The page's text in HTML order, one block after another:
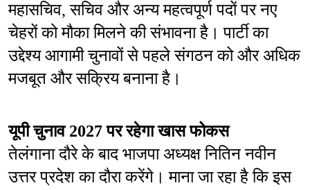
महासचिव, सचिव और अन्य महत्वपूर्ण पदों पर नए
चेहरों को मौका मिलने की संभावना है। पार्टी का
उद्देश्य आगामी चुनावों से पहले संगठन को और अधिक
मजबूत और सक्रिय बनाना है।
यूपी चुनाव 2027 पर रहेगा खास फोकस
तेलंगाना दौरे के बाद भाजपा अध्यक्ष नितिन नवीन
उत्तर प्रदेश का दौरा करेंगे। माना जा रहा है कि इस